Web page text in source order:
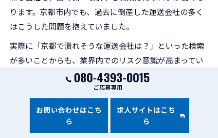
ります。京都市内でも、過去に倒産した運送会社の多く
はこうした問題を抱えていました。
実際に「京都で潰れそうな運送会社は？」といった検索
が多いことからも、業界内でのリスク意識が高まってい
ます。失敗事例として、「過酷な労働環境で健康を損ね
た」「設備トラブルで納期遅延が発生した」などの声も
あり、慎重な見極めが求められます。
080-4393-0015
ご応募専用
お問い合わせはこち
ら
求人サイトはこち
ら